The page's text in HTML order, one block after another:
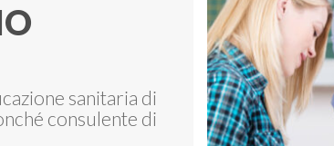
sanitaria di
consulente di